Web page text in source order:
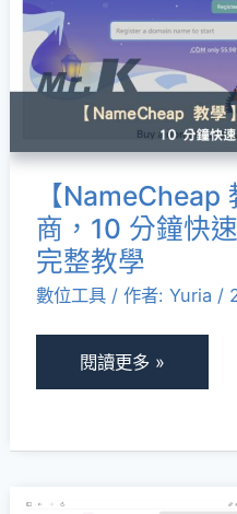
實
用
方
法
報
你
知！
【NameCheap
商，10 分鐘快
完整教學
數位工具/ 作者: Yuria /
號
網
商，
10
分
鐘
快
速
完
成
閱讀更多 »